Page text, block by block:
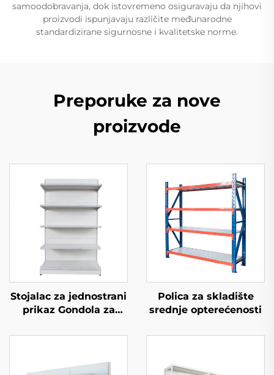
samoodobravanja, dok istovremeno osiguravaju da njihovi
proizvodi ispunjavaju različite međunarodne
standardizirane sigurnosne i kvalitetske norme.
Preporuke za nove
proizvode
Stojalac za jednostrani
prikaz Gondola za
S002
Polica za skladište
srednje opterećenosti